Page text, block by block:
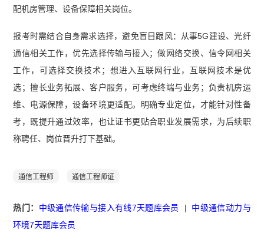
配机房管理、设备保障相关岗位。
报考时需结合自身需求选择，避免盲目跟风：从事5G建设、光纤
通信相关工作，优先选择传输与接入；做网络交换、信令网相关
工作，可选择交换技术；想进入互联网行业，互联网技术是优
选；擅长业务拓展、客户服务，可考虑终端与业务；负责机房运
维、电源保障，设备环境更适配。明确专业定位，才能针对性备
考，既提升通过效率，也让证书更贴合职业发展需求，为后续职
称聘任、岗位晋升打下基础。
通信工程师 通信工程师证
热门： 中级通信传输与接入有线7天题库会员 | 中级通信动力与
环境7天题库会员